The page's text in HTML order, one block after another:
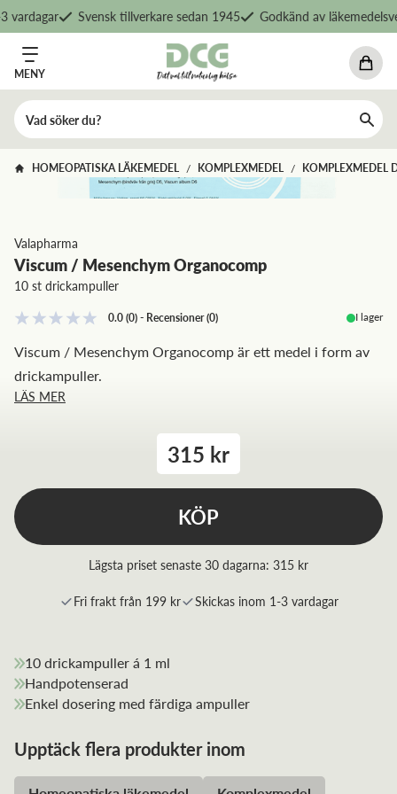
Svensk tillverkare sedan 1945 Godkänd av
MENY
HOMEOPATISKA LÄKEMEDEL / KOMPLEXMEDEL / KOMPLEXMEDEL
Valapharma
Viscum / Mesenchym Organocomp
10 st drickampuller
0.0(0)- Recensioner(0) I lager
Viscum / Mesenchym Organocomp är ett medel i form av
drickampuller.
LÄS MER
315 kr
KÖP
Lägsta priset senaste 30 dagarna: 315 kr
Fri frakt från 199 kr Skickas inom 1-3 vardagar
10 drickampuller á 1 ml
Handpotenserad
Enkel dosering med färdiga ampuller
Upptäck flera produkter inom